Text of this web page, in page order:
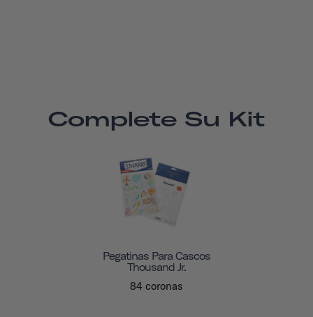
Complete Su Kit
Pegatinas Para Cascos
Thousand Jr.
84 coronas